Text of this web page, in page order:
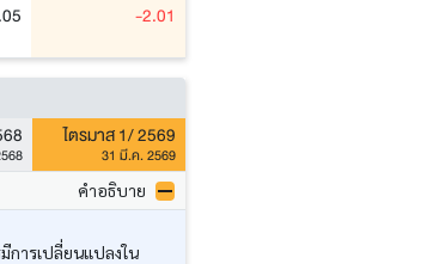
-2.01
ไตรมาส 1/ 2569
31 มี.ค. 2569
คำอธิบาย
ารเปลี่ยนแปลงใน